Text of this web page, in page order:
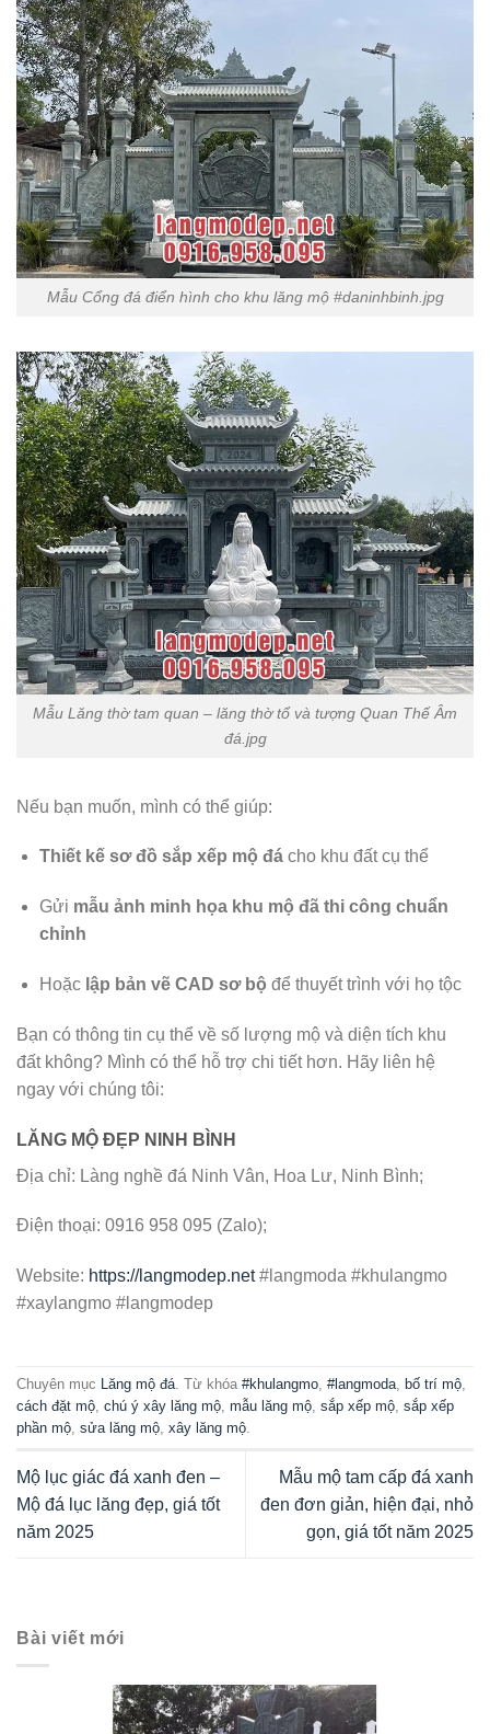
Mẫu Cổng đá điển hình cho khu lăng mộ #daninhbinh.jpg
Mẫu Lăng thờ tam quan – lăng thờ tổ và tượng Quan Thế Âm
đá.jpg
Nếu bạn muốn, mình có thể giúp:
Thiết kế sơ đồ sắp xếp mộ đácho khu đất cụ thể
Gửi mẫu ảnh minh họa khu mộ đã thi công chuẩn
chỉnh
Hoặc lập bản vẽ CAD sơ bộ để thuyết trình với họ tộc
Bạn có thông tin cụ thể về số lượng mộ và diện tích khu
đất không? Mình có thể hỗ trợ chi tiết hơn. Hãy liên hệ
ngay với chúng tôi:
LĂNG MỘ ĐẸP NINH BÌNH
Địa chỉ: Làng nghề đá Ninh Vân, Hoa Lư, Ninh Bình;
Điện thoại: 0916 958 095 (Zalo);
Website: https://langmodep.net#langmoda #khulangmo
#xaylangmo #langmodep
Chuyên mục Lăng mộ đá. Từ khóa #khulangmo, #langmoda, bố trí mộ,
cách đặt mộ, chú ý xây lăng mộ, mẫu lăng mộ, sắp xếp mộ, sắp xếp
phần mộ, sửa lăng mộ, xây lăng mộ.
Mộ lục giác đá xanh đen –
Mộ đá lục lăng đẹp, giá tốt
năm 2025
Mẫu mộ tam cấp đá xanh
đen đơn giản, hiện đại, nhỏ
gọn, giá tốt năm 2025
Bài viết mới